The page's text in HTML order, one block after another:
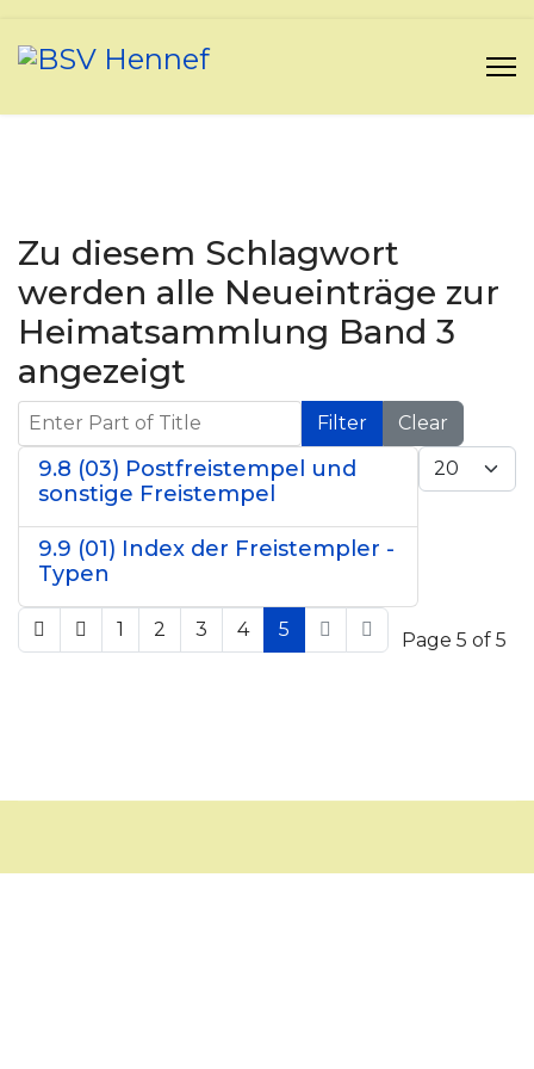
Zu diesem Schlagwort
werden alle Neueinträge zur
Heimatsammlung Band 3
angezeigt
Enter Part of Title Filter
Clear
Display #
9.8 (03) Postfreistempel und
sonstige Freistempel
9.9 (01) Index der Freistempler -
Typen
Page 5 of 5
1 2 3 4 5